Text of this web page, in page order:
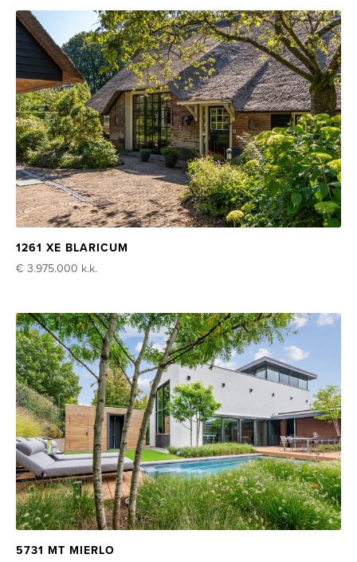
1261 XE BLARICUM
€ 3.975.000 k.k.
5731 MT MIERLO